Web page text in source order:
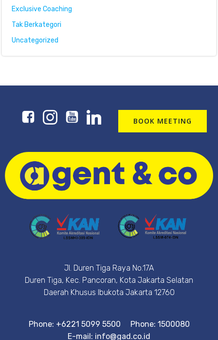
Exclusive Coaching
Tak Berkategori
Uncategorized
Jl. Duren Tiga Raya No.17A
Duren Tiga, Kec. Pancoran, Kota Jakarta Selatan
Daerah Khusus Ibukota Jakarta 12760
Phone: +6221 5099 5500
Phone: 1500080
E-mail: info@gad.co.id
BOOK MEETING